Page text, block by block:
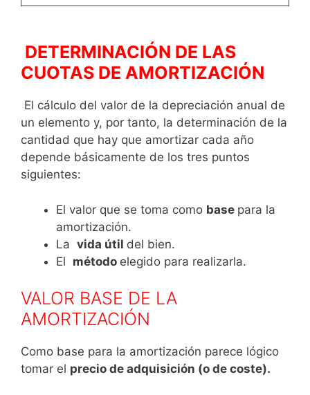
DETERMINACIÓN DE LAS
CUOTAS DE AMORTIZACIÓN
El cálculo del valor de la depreciación anual de
un elemen­to y, por tanto, la determinación de la
cantidad que hay que amortizar cada año
depende básicamente de los tres pun­tos
siguientes:
El valor que se toma como base para la
amortización.
La vida útil del bien.
El método elegido para realizarla.
VALOR BASE DE LA
AMORTIZACIÓN
Como base para la amortización parece lógico
tomar el pre­cio de adquisición (o de coste).